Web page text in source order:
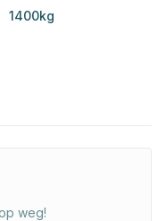
1400kg
weg!